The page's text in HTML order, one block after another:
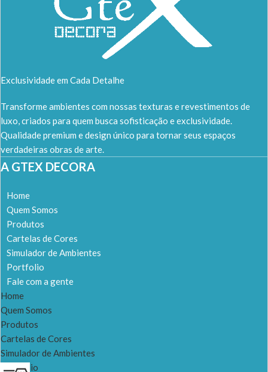
Exclusividade em Cada Detalhe
Transforme ambientes com nossas texturas e revestimentos de
luxo, criados para quem busca sofisticação e exclusividade.
Qualidade premium e design único para tornar seus espaços
verdadeiras obras de arte.
A GTEX DECORA
Home
Quem Somos
Produtos
Cartelas de Cores
Simulador de Ambientes
Portfolio
Fale com a gente
Home
Quem Somos
Produtos
Cartelas de Cores
Simulador de Ambientes
Portfolio